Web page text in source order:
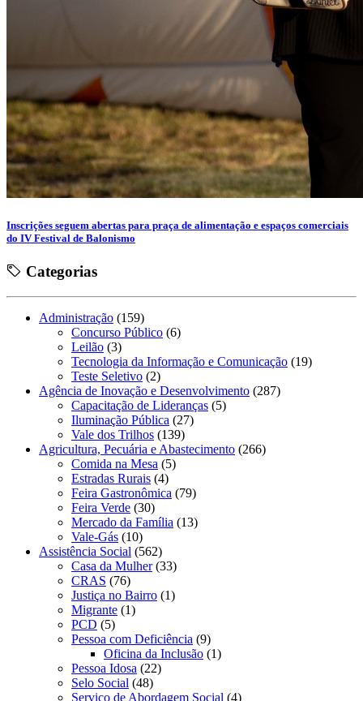
Inscrições seguem abertas para praça de alimentação e espaços comerciais
do IV Festival de Balonismo
Categorias
Administração (159)
Concurso Público (6)
Leilão (3)
Tecnologia da Informação e Comunicação (19)
Teste Seletivo (2)
Agência de Inovação e Desenvolvimento (287)
Capacitação de Lideranças (5)
Iluminação Pública (27)
Vale dos Trilhos (139)
Agricultura, Pecuária e Abastecimento (266)
Comida na Mesa (5)
Estradas Rurais (4)
Feira Gastronômica (79)
Feira Verde (30)
Mercado da Família (13)
Vale-Gás (10)
Assistência Social (562)
Casa da Mulher(33)
CRAS (76)
Justiça no Bairro (1)
Migrante (1)
PCD (5)
Pessoa com Deficiência (9)
Oficina da Inclusão (1)
Pessoa Idosa (22)
Selo Social (48)
Serviço de Abordagem Social (4)